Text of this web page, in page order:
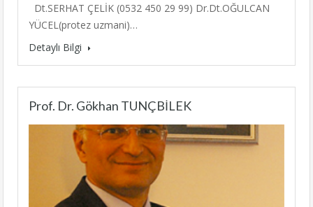
Dt.SERHAT ÇELİK (0532 450 29 99) Dr.Dt.OĞULCAN
YÜCEL(protez uzmani)…
Detaylı Bilgi
Prof. Dr. Gökhan TUNÇBİLEK